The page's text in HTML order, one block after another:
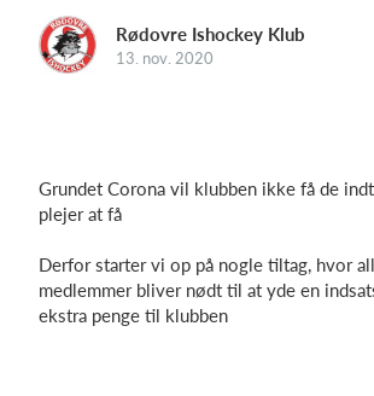
Kontingentopkrævning
Hvad koster det?
Rødovre Ishockey Klub
13. nov. 2020
Grundet Corona vil klubben ikke få de
plejer at få
Derfor starter vi op på nogle tiltag, hvor
medlemmer bliver nødt til at yde en
ekstra penge til klubben